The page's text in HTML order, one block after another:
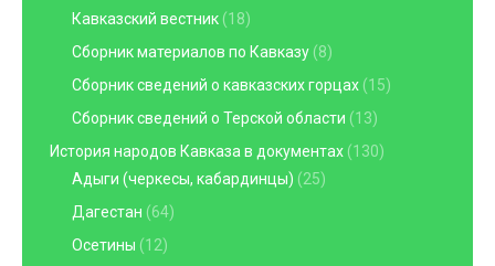
Кавказский вестник (18)
Сборник материалов по Кавказу (8)
Сборник сведений о кавказских горцах (15)
Сборник сведений о Терской области (13)
История народов Кавказа в документах (130)
Адыги (черкесы, кабардинцы) (25)
Дагестан (64)
Осетины (12)